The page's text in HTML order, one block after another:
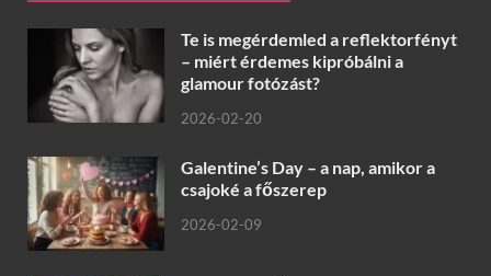
Te is megérdemled a reflektorfényt
– miért érdemes kipróbálni a
glamour fotózást?
2026-02-20
Galentine’s Day – a nap, amikor a
csajoké a főszerep
2026-02-09